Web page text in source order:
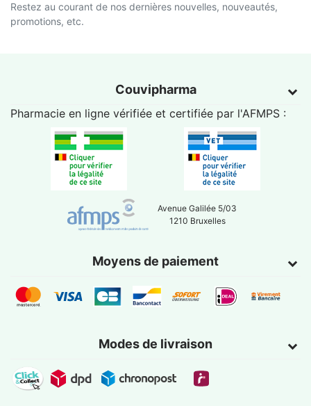
Restez au courant de nos dernières nouvelles, nouveautés,
promotions, etc.
Couvipharma
Pharmacie en ligne vérifiée et certifiée par l'AFMPS :
Avenue Galilée 5/03
1210 Bruxelles
Moyens de paiement
Modes de livraison